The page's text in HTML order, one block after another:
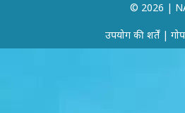
© 2026 |
उपयोग की शर्तें|